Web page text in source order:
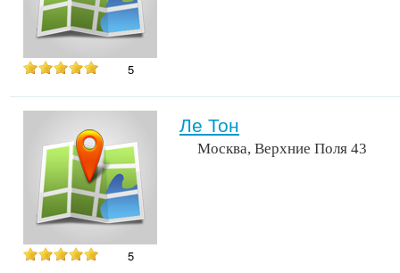
5
5
Ле Тон
Москва, Верхние Поля 43